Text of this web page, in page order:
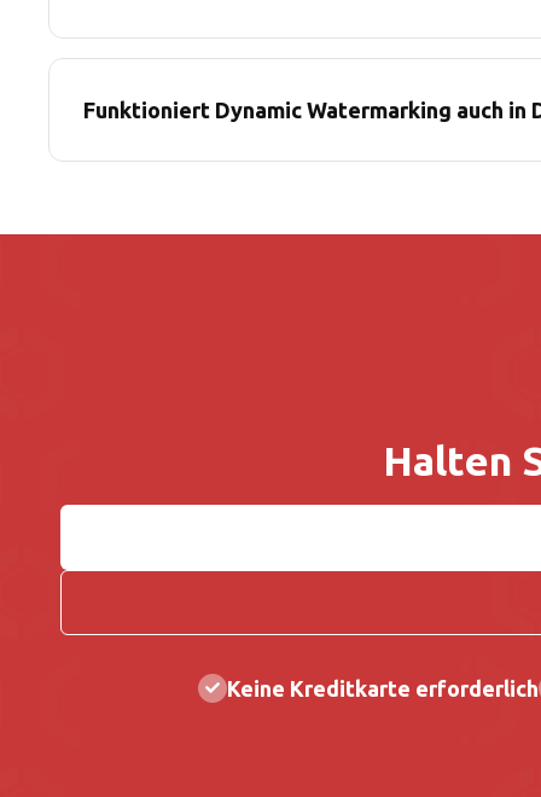
Funktioniert Dynamic Watermarking auch in
Halten
Keine Kreditkarte erforderlich